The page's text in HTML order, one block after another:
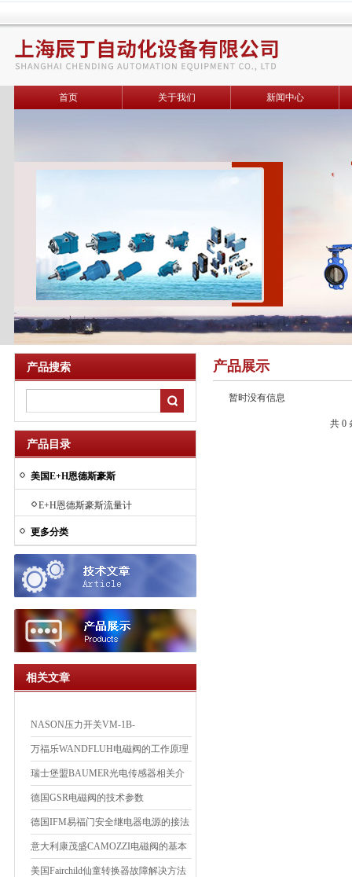
首页 关于我们 新闻中心
产品搜索
产品目录
美国E+H恩德斯豪斯
E+H恩德斯豪斯流量计
更多分类
相关文章
NASON压力开关VM-1B-
4R/HRVTAU59现货10只
万福乐WANDFLUH电磁阀的工作原理
瑞士堡盟BAUMER光电传感器相关介
绍
德国GSR电磁阀的技术参数
德国IFM易福门安全继电器电源的接法
意大利康茂盛CAMOZZI电磁阀的基本
原理
美国Fairchild仙童转换器故障解决方法
产品展示
暂时没有信息
共 0